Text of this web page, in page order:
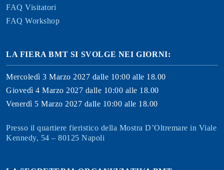
FAQ Visitatori
FAQ Workshop
LA FIERA BMT SI SVOLGE NEI GIORNI:
Mercoledì 3 Marzo 2027 dalle 10:00 alle 18.00
Giovedì 4 Marzo 2027 dalle 10:00 alle 18.00
Venerdì 5 Marzo 2027 dalle 10:00 alle 18.00
Presso il quartiere fieristico della Mostra D’Oltremare in Viale
Kennedy, 54 – 80125 Napoli